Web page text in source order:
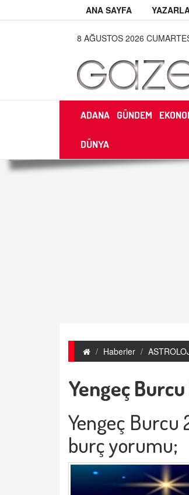
ANA SAYFA
8 AĞUSTOS 2026
ADANA GÜNDEM
DÜNYA
Haberler
Yengeç
Yengeç Burcu
burç yorumu;